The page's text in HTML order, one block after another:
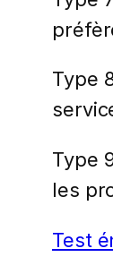
Type
Type
les
Test